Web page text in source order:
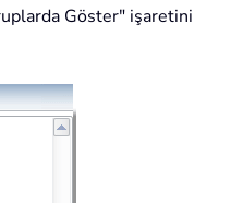
Göster" işaretini